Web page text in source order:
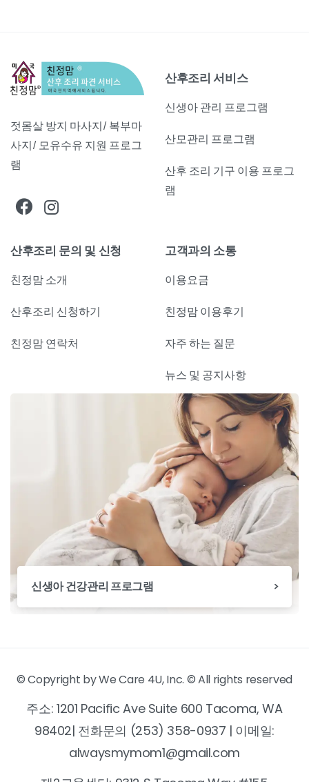
젓몸살 방지 마사지/ 복부마
사지/ 모유수유 지원 프로그
램
산후조리 서비스
신생아 관리 프로그램
산모관리 프로그램
산후 조리 기구 이용 프로그
램
산후조리 문의 및 신청
친정맘 소개
산후조리 신청하기
친정맘 연락처
고객과의 소통
이용요금
친정맘 이용후기
자주 하는 질문
뉴스 및 공지사항
신생아 건강관리 프로그램
© Copyright by We Care 4U, Inc. © All rights reserved
주소: 1201 Pacific Ave Suite 600 Tacoma, WA
98402| 전화문의 (253) 358-0937 | 이메일:
alwaysmymom1@gmail.com